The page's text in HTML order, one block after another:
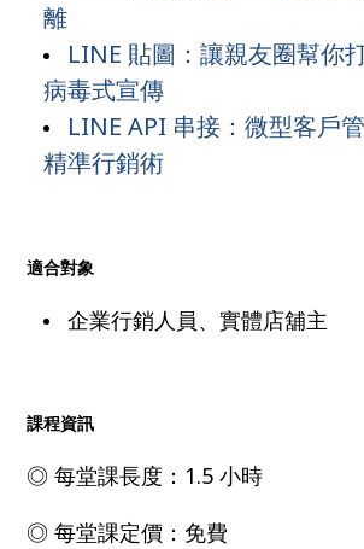
離
LINE 貼圖：讓親友圈幫你
病毒式宣傳
LINE API 串接：微型客戶
精準行銷術
適合對象
企業行銷人員、實體店舖主
課程資訊
◎ 每堂課長度：1.5 小時
◎ 每堂課定價：免費